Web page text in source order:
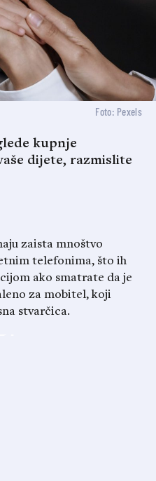
Foto: Pexels
kupnje
dijete, razmislite
zaista mnoštvo
telefonima, što ih
ako smatrate da je
za mobitel, koji
stvarčica.